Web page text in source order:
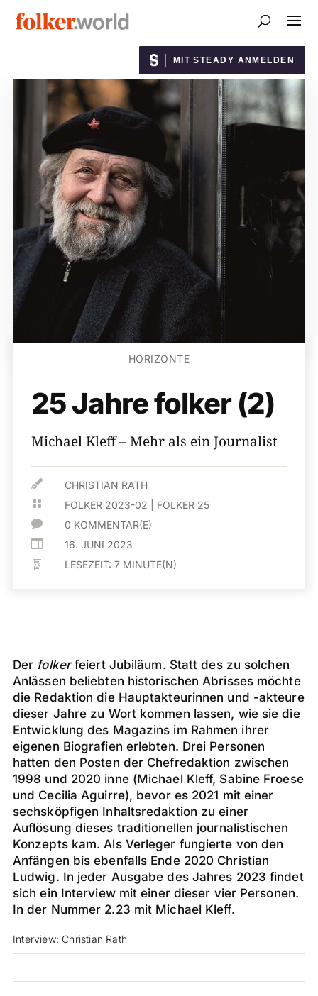
MIT STEADY ANMELDEN
HORIZONTE
25 Jahre folker (2)
Michael Kleff – Mehr als ein Journalist
 CHRISTIAN RATH
 FOLKER 2023-02 FOLKER 25
 0 KOMMENTAR(E)
 16. JUNI 2023
 LESEZEIT:7 MINUTE(N)
Der folkerfeiert Jubiläum. Statt des zu solchen
Anlässen beliebten historischen Abrisses möchte
die Redaktion die Hauptakteurinnen und -akteure
dieser Jahre zu Wort kommen lassen, wie sie die
Entwicklung des Magazins im Rahmen ihrer
eigenen Biografien erlebten. Drei Personen
hatten den Posten der Chefredaktion zwischen
1998 und 2020 inne (Michael Kleff, Sabine Froese
und Cecilia Aguirre), bevor es 2021 mit einer
sechsköpfigen Inhaltsredaktion zu einer
Auflösung dieses traditionellen journalistischen
Konzepts kam. Als Verleger fungierte von den
Anfängen bis ebenfalls Ende 2020 Christian
Ludwig. In jeder Ausgabe des Jahres 2023 findet
sich ein Interview mit einer dieser vier Personen.
In der Nummer 2.23 mit Michael Kleff.
Interview: Christian Rath